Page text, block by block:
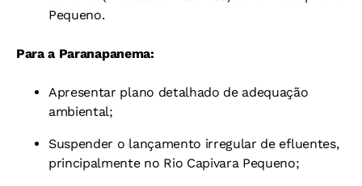
Pequeno.
Para a Paranapanema:
Apresentar plano detalhado de adequação
ambiental;
Suspender o lançamento irregular de efluentes,
principalmente no Rio Capivara Pequeno;